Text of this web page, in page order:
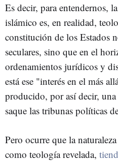
Es decir, para entendernos,
islámico es, en realidad,
constitución de los Estados
seculares, sino que en el
ordenamientos jurídicos y
está ese "interés en el más
producido, por así decir,
saque las tribunas políticas
Pero ocurre que la
como teología revelada,